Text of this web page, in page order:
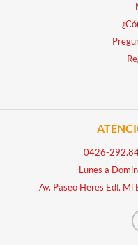
0426-
Lunes a
Av. Paseo Heres Edf. Mi